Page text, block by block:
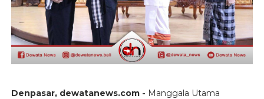
Denpasar, dewatanews.com - Manggala Utama